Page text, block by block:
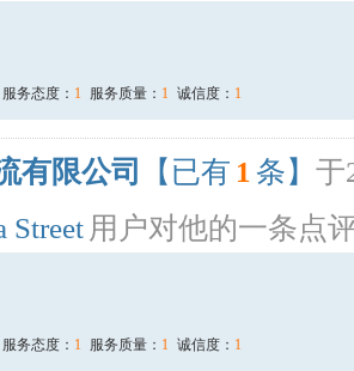
服务态度： 1 服务质量： 1 诚信度： 1
有限公司 【已有 1 条】 于
Street 用户对他的一条点
服务态度： 1 服务质量： 1 诚信度： 1